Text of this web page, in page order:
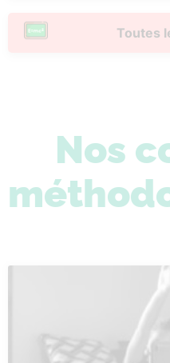
Toutes
Nos